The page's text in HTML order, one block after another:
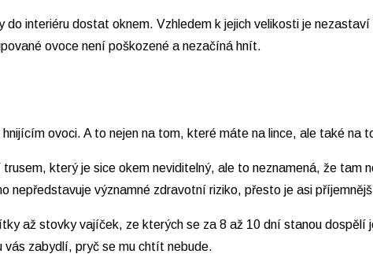
do interiéru dostat oknem. Vzhledem k jejich velikosti je
ovoce není poškozené a nezačíná hnít.
ovoci. A to nejen na tom, které máte na lince, ale také na
který je sice okem neviditelný, ale to neznamená, že
nepředstavuje významné zdravotní riziko, přesto je asi
až stovky vajíček, ze kterých se za 8 až 10 dní stanou
vás zabydlí, pryč se mu chtít nebude.